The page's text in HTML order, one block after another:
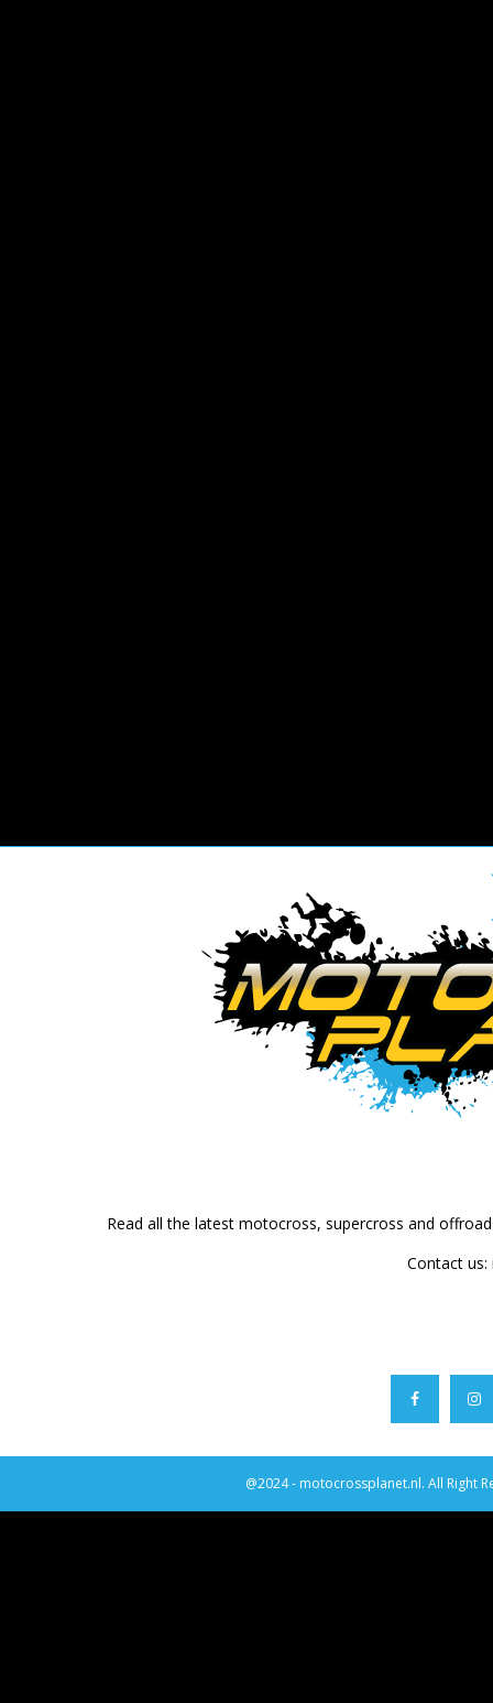
Read all the latest motocross, supercross and
Contact us:
@2024 - motocrossplanet.nl. All Right